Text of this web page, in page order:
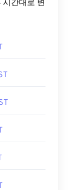
시간대로 변